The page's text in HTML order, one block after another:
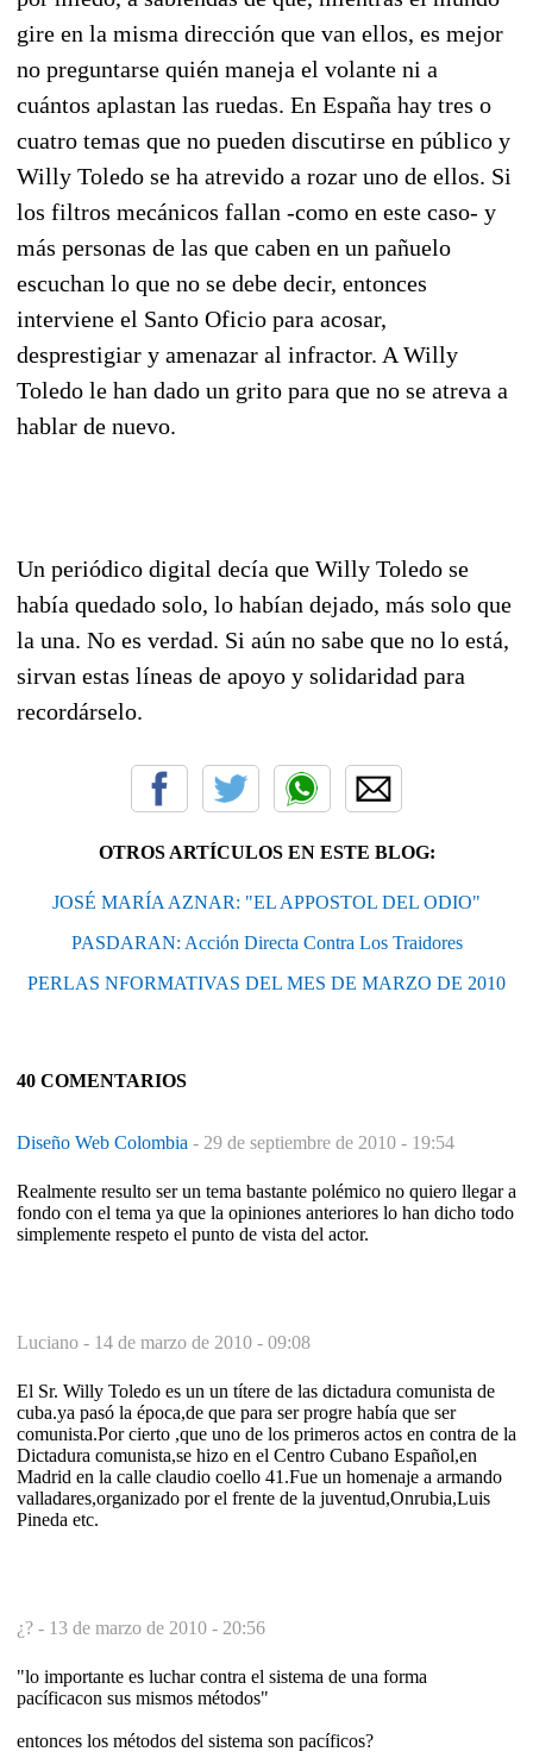
gire en la misma dirección que van ellos, es mejor
no preguntarse quién maneja el volante ni a
cuántos aplastan las ruedas. En España hay tres o
cuatro temas que no pueden discutirse en público y
Willy Toledo se ha atrevido a rozar uno de ellos. Si
los filtros mecánicos fallan -como en este caso- y
más personas de las que caben en un pañuelo
escuchan lo que no se debe decir, entonces
interviene el Santo Oficio para acosar,
desprestigiar y amenazar al infractor. A Willy
Toledo le han dado un grito para que no se atreva a
hablar de nuevo.
Un periódico digital decía que Willy Toledo se
había quedado solo, lo habían dejado, más solo que
la una. No es verdad. Si aún no sabe que no lo está,
sirvan estas líneas de apoyo y solidaridad para
recordárselo.
OTROS ARTÍCULOS EN ESTE BLOG:
JOSÉ MARÍA AZNAR: "EL APPOSTOL DEL ODIO"
PASDARAN: Acción Directa Contra Los Traidores
PERLAS NFORMATIVAS DEL MES DE MARZO DE 2010
40 COMENTARIOS
Diseño Web Colombia - 29 de septiembre de 2010 - 19:54
Realmente resulto ser un tema bastante polémico no quiero llegar a
fondo con el tema ya que la opiniones anteriores lo han dicho todo
simplemente respeto el punto de vista del actor.
Luciano - 14 de marzo de 2010 - 09:08
El Sr. Willy Toledo es un un títere de las dictadura comunista de
cuba.ya pasó la época,de que para ser progre había que ser
comunista.Por cierto ,que uno de los primeros actos en contra de la
Dictadura comunista,se hizo en el Centro Cubano Español,en
Madrid en la calle claudio coello 41.Fue un homenaje a armando
valladares,organizado por el frente de la juventud,Onrubia,Luis
Pineda etc.
¿? - 13 de marzo de 2010 - 20:56
"lo importante es luchar contra el sistema de una forma
pacíficacon sus mismos métodos"
entonces los métodos del sistema son pacíficos?